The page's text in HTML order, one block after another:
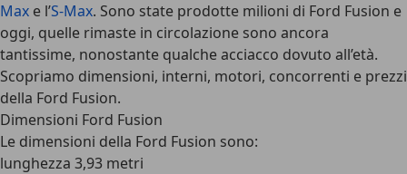
Max e l’S-Max. Sono state prodotte milioni di Ford Fusion e
oggi, quelle rimaste in circolazione sono ancora
tantissime, nonostante qualche acciacco dovuto all’età.
Scopriamo dimensioni, interni, motori, concorrenti e prezzi
della Ford Fusion.
Dimensioni Ford Fusion
Le dimensioni della Ford Fusion sono:
lunghezza 3,93 metri